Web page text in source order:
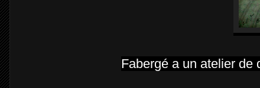
Fabergé a un atelier de